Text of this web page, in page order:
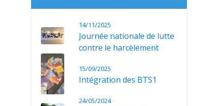
14/11/2025
Journée nationale de lutte
contre le harcèlement
15/09/2025
Intégration des BTS1
24/05/2024